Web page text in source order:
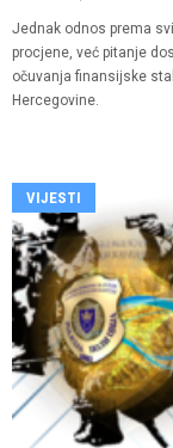
Jednak odnos prema
procjene, već pitanje
očuvanja finansijske
Hercegovine.
VIJESTI